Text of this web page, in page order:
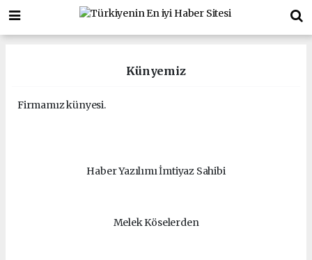
Künyemiz
Firmamız künyesi.
Haber Yazılımı İmtiyaz Sahibi
Melek Köselerden